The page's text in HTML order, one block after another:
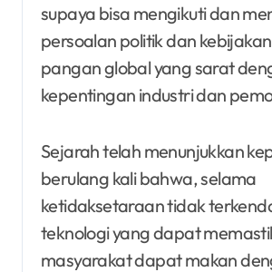
supaya bisa mengikuti dan
persoalan politik dan
pangan global yang sarat
kepentingan industri dan
Sejarah telah menunjukkan
berulang kali bahwa, selama
ketidaksetaraan tidak
teknologi yang dapat
masyarakat dapat makan